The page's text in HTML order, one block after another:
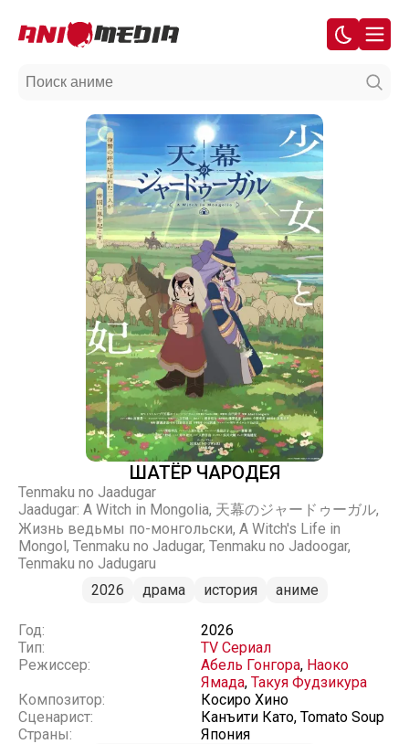
ШАТЁР ЧАРОДЕЯ
Tenmaku no Jaadugar
Jaadugar: A Witch in Mongolia, 天幕のジャードゥーガル,
Жизнь ведьмы по-монгольски, A Witch's Life in
Mongol, Tenmaku no Jadugar, Tenmaku no Jadoogar,
Tenmaku no Jadugaru
2026
драма история аниме
Год:
2026
Тип:
TV Сериал
Режиссер:
Абель Гонгора, Наоко
Ямада, Такуя Фудзикура
Композитор:
Косиро Хино
Сценарист:
Канъити Като, Tomato Soup
Страны:
Япония